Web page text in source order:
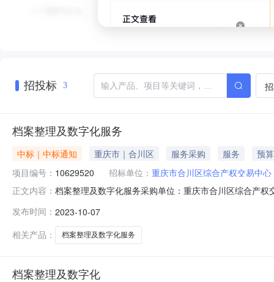
招投标 3
档案整理及数字化服务
中标｜中标通知 重庆市｜合川区 服务采购 服务
预
项目编号： 10629520 招标单位： 重庆市合川区综合产权交易中心
正文内容： 档案整理及数字化服务采购单位：重庆市合川区综合产
将档案数字化后的成果数据挂接至现有档案管理系统中
编号
发布时间： 2023-10-07
相关产品：
档案整理及数字化服务
档案整理及数字化